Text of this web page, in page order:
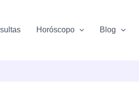
Horóscopo Blog